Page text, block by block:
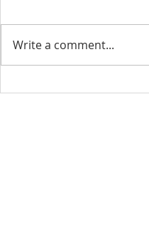
Write a comment...